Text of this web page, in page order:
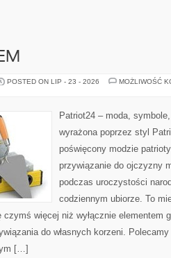
POSTED ON LIP - 23 - 2026
MOŻLIWOŚĆ
Patriot24 – moda,
wyrażona poprzez styl
poświęcony modzie
przywiązanie do ojczyzny
podczas uroczystości
codziennym ubiorze. To
czymś więcej niż wyłącznie elementem
do własnych korzeni.
[…]